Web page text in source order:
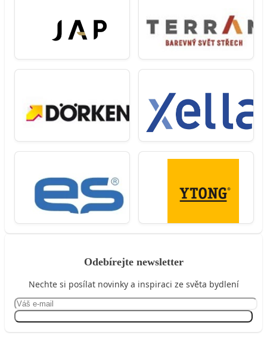
Odebírejte newsletter
Nechte si posílat novinky a inspiraci ze světa bydlení